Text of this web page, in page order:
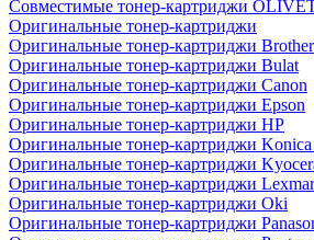
Совместимые тонер-картриджи
Оригинальные тонер-картриджи
Оригинальные тонер-картриджи Brother
Оригинальные тонер-картриджи Bulat
Оригинальные тонер-картриджи Canon
Оригинальные тонер-картриджи Epson
Оригинальные тонер-картриджи HP
Оригинальные тонер-картриджи
Оригинальные тонер-картриджи
Оригинальные тонер-картриджи
Оригинальные тонер-картриджи Oki
Оригинальные тонер-картриджи